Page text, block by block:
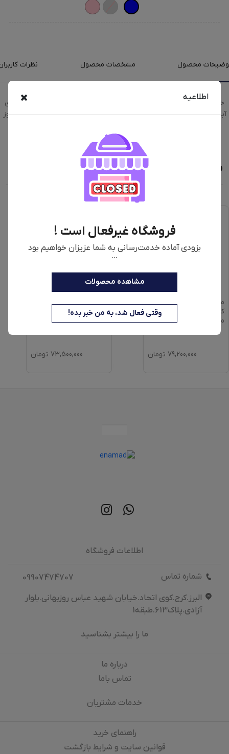
اطلاعیه
فروشگاه غیرفعال است !
بزودی آماده خدمت‌رسانی به شما عزیزان خواهیم بود
...
مشاهده محصولات
وقتی فعال شد، به من خبر بده!
محصول مشخصات محصول نظرات
خرید اینترنتی مینی‌ واش 3 کیلوگرم مادرلی مدل SH-MW30520 با رنگبندی
آبی، صورتی، دودی به همراه مقایسه، بررسی مشخصات و لیست قیمت امروز
محصولات مشابه
ماشین لباسشویی 8
کیلوگرم اتوماتیک اسنوا
مدل SWM-A8
...
79,200,000 تومان
گرم اتوماتیک دوو مدل
LM-720W
73,500,000 تومان
اطلاعات فروشگاه
شماره تماس
09907474707
البرز.کرج.کوی اتحاد.خیابان شهید عباس روزبهانی.بلوار
آزادی.پلاک613.طبقه1
ما را بیشتر بشناسید
درباره‌ ما
تماس باما
خدمات مشتریان
راهنمای خرید
قوانین سایت و شرایط بازگشت